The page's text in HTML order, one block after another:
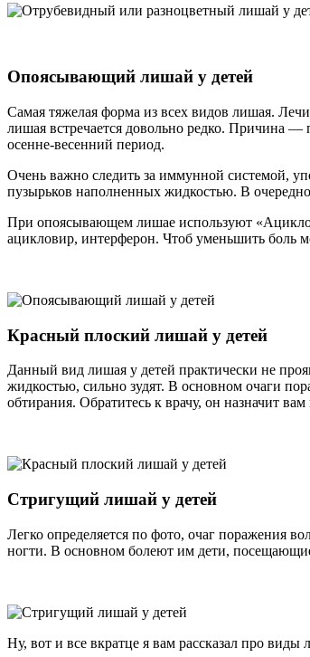
Опоясывающий лишай у детей
Самая тяжелая форма из всех видов лишая.
лишая встречается довольно редко. Причина —
осенне-весенний период.
Очень важно следить за иммунной системой,
пузырьков наполненных жидкостью. В
При опоясывающем лишае используют
ацикловир, интерферон. Чтоб уменьшить боль
Красный плоский лишай у детей
Данный вид лишая у детей практически не
жидкостью, сильно зудят. В основном очаги
обтирания. Обратитесь к врачу, он назначит
Стригущий лишай у детей
Легко определяется по фото, очаг поражения
ногти. В основном болеют им дети,
Ну, вот и все вкратце я вам рассказал про виды